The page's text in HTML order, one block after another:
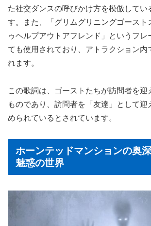
た社交ダンスの呼びかけ方を模倣してい
す。また、「グリムグリニングゴースト
ゥヘルプアウトアフレンド」というフレ
ても使用されており、アトラクション内
れます。
この歌詞は、ゴーストたちが訪問者を迎
ものであり、訪問者を「友達」として迎
められているとされています。
ホーンテッドマンションの奥
魅惑の世界